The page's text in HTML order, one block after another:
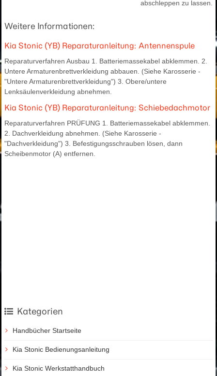
abschleppen zu lassen.
Weitere Informationen:
Kia Stonic (YB) Reparaturanleitung: Antennenspule
Reparaturverfahren Ausbau 1. Batteriemassekabel abklemmen. 2.
Untere Armaturenbrettverkleidung abbauen. (Siehe Karosserie -
"Untere Armaturenbrettverkleidung") 3. Obere/untere
Lenksäulenverkleidung abnehmen.
Kia Stonic (YB) Reparaturanleitung: Schiebedachmotor
Reparaturverfahren PRÜFUNG 1. Batteriemassekabel abklemmen.
2. Dachverkleidung abnehmen. (Siehe Karosserie -
"Dachverkleidung") 3. Befestigungsschrauben lösen, dann
Scheibenmotor (A) entfernen.
Kategorien
Handbücher Startseite
Kia Stonic Bedienungsanleitung
Kia Stonic Werkstatthandbuch